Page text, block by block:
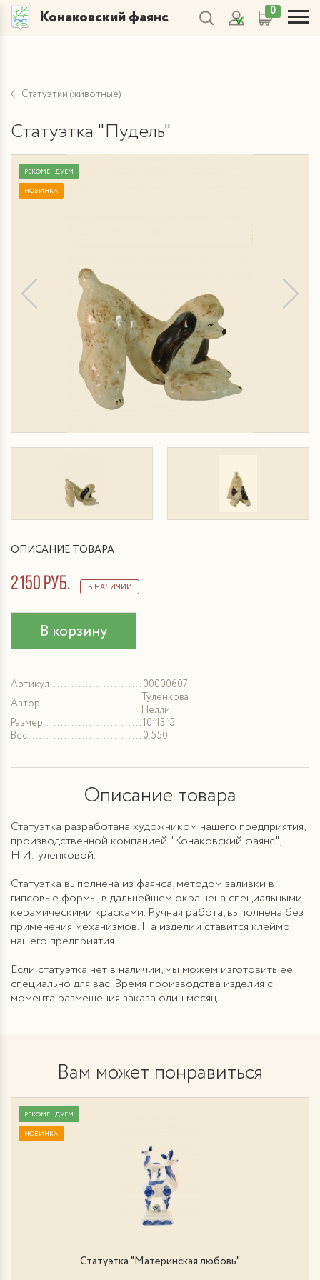
Конаковский фаянс 0
Статуэтки (животные)
Статуэтка "Пудель"
РЕКОМЕНДУЕМ
НОВИНКА
ОПИСАНИЕ ТОВАРА
2150 руб. В НАЛИЧИИ
В корзину
Артикул
00000607
Автор
Туленкова
Нелли
Размер
10*13*5
Вес
0.550
Описание товара
Статуэтка разработана художником нашего предприятия,
производственной компанией "Конаковский фаянс",
Н.И.Туленковой.
Статуэтка выполнена из фаянса, методом заливки в
гипсовые формы, в дальнейшем окрашена специальными
керамическими красками. Ручная работа, выполнена без
применения механизмов. На изделии ставится клеймо
нашего предприятия.
Если статуэтка нет в наличии, мы можем изготовить её
специально для вас. Время производства изделия с
момента размещения заказа один месяц.
Вам может понравиться
РЕКОМЕНДУЕМ
НОВИНКА
Статуэтка "Материнская любовь"